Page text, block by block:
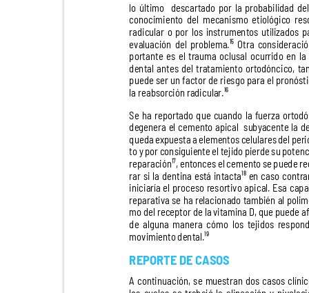
lo último descartado por la probabilidad
conocimiento del mecanismo etiológico
radicular o por los instrumentos utilizados
evaluación del problema.¹⁵ Otra
portante es el trauma oclusal ocurrido en
dental antes del tratamiento ortodóncico,
puede ser un factor de riesgo para el
la reabsorción radicular.¹⁶
Se ha reportado que cuando la fuerza
degenera el cemento apical subyacente la
queda expuesta a elementos celulares del
to y por consiguiente el tejido pierde su
reparación¹⁷, entonces el cemento se puede
rar si la dentina está intacta¹⁸ en caso
iniciaría el proceso resortivo apical. Esa
reparativa se ha relacionado también al
mo del receptor de la vitamina D, que puede
de alguna manera cómo los tejidos
movimiento dental.¹⁹
REPORTE DE CASOS
A continuación, se muestran dos casos